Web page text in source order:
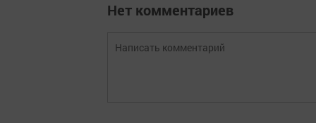
Нет комментариев